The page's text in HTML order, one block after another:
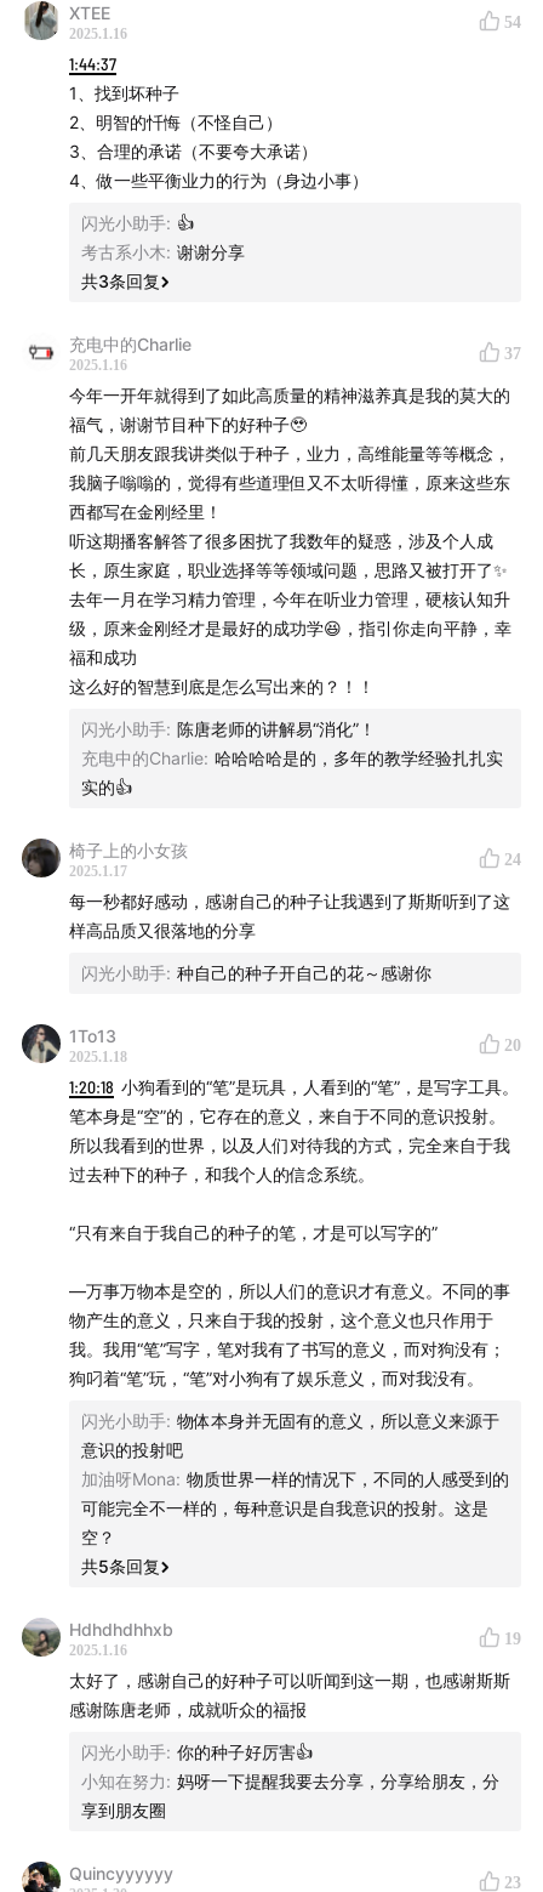
新朋友一定会好奇，​传承千年的经典，到底怎么用在商业
和创业上？
真的有不内卷，不竞争的赚钱法则吗？
的东西？
邀请你收听新一期的内容。
小小预告一下，更多番外篇放在了@陈唐 老师自己的播客
一键直达：陈唐清凉音，移步关注。
我把这个系列，做成了@陈唐 精讲《能断金刚》。
作为距离@格西老师 最近的男人，如果以后有人跟你们提
到金刚经、能断金刚、种子法则、笔的故事、空性。
等等等等。
的小种子，谢谢你！
02:03 为什么说年轻人更适合学习能断金刚
上山下海以外，还有第三条修行的路？
啥是“不二法则”？金刚经几千年前就说透了
32:40 通往幸福的道路本身也应该是幸福的
种子法则：无所求便满载而归
看见“种子的时间差”之后，人生有了笃定感
01:20:29 怎么消除“坏种子”？
01:32:50什么人会适合接触古老智慧？
01:42:22压力很大的时候该做什么？
top 7 的好种子：什么是真正的好种子？
02:06:16做什么会销毁好种子？
02:10:44古老的智慧是如何定义嫉妒的？
02:20:28怎么获得真正的领导力？
02:36:52 经典如何解读“财富自由”？
✨本期嘉宾：
XTEE
2025.1.16
54
1:44:37
1、找到坏种子
2、明智的忏悔（不怪自己）
3、合理的承诺（不要夸大承诺）
4、做一些平衡业力的行为（身边小事）
闪光小助手: 👍
考古系小木: 谢谢分享
共3条回复
充电中的Charlie
2025.1.16
37
今年一开年就得到了如此高质量的精神滋养真是我的莫大的
福气，谢谢节目种下的好种子🥹
前几天朋友跟我讲类似于种子，业力，高维能量等等概念，
我脑子嗡嗡的，觉得有些道理但又不太听得懂，原来这些东
西都写在金刚经里！
听这期播客解答了很多困扰了我数年的疑惑，涉及个人成
长，原生家庭，职业选择等等领域问题，思路又被打开了✨
去年一月在学习精力管理，今年在听业力管理，硬核认知升
级，原来金刚经才是最好的成功学😆，指引你走向平静，幸
福和成功
这么好的智慧到底是怎么写出来的？！！
闪光小助手: 陈唐老师的讲解易“消化”！
充电中的Charlie: 哈哈哈哈是的，多年的教学经验扎扎实
实的👍
椅子上的小女孩
2025.1.17
24
每一秒都好感动，感谢自己的种子让我遇到了斯斯听到了这
样高品质又很落地的分享
闪光小助手: 种自己的种子开自己的花～感谢你
1To13
2025.1.18
20
1:20:18 小狗看到的“笔”是玩具，人看到的“笔”，是写字工具。
笔本身是“空”的，它存在的意义，来自于不同的意识投射。
所以我看到的世界，以及人们对待我的方式，完全来自于我
过去种下的种子，和我个人的信念系统。
“只有来自于我自己的种子的笔，才是可以写字的”
—万事万物本是空的，所以人们的意识才有意义。不同的事
物产生的意义，只来自于我的投射，这个意义也只作用于
我。我用“笔”写字，笔对我有了书写的意义，而对狗没有；
狗叼着“笔”玩，“笔”对小狗有了娱乐意义，而对我没有。
闪光小助手: 物体本身并无固有的意义，所以意义来源于
意识的投射吧
加油呀Mona: 物质世界一样的情况下，不同的人感受到的
可能完全不一样的，每种意识是自我意识的投射。这是
空？
共5条回复
Hdhdhdhhxb
2025.1.16
19
太好了，感谢自己的好种子可以听闻到这一期，也感谢斯斯
感谢陈唐老师，成就听众的福报
闪光小助手: 你的种子好厉害👍
小知在努力: 妈呀一下提醒我要去分享，分享给朋友，分
享到朋友圈
Quincyyyyyy 23